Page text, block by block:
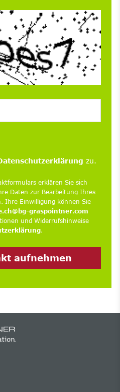
zu.
erklären Sie sich
Daten zur Bearbeitung Ihres
Ihre Einwilligung können Sie
graspointner.com
und Widerrufshinweise
.
aufnehmen